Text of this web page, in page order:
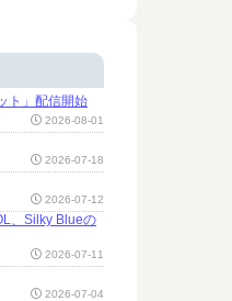
ト」配信開始
2026-08-01
2026-07-18
2026-07-12
、Silky Blueの
2026-07-11
2026-07-04